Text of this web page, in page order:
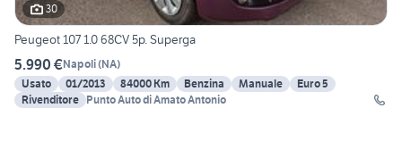
30
Peugeot 107 1.0 68CV 5p. Superga
5.990 €Napoli(NA)
Usato
01/2013 84000 Km Benzina Manuale
Euro 5
Rivenditore Punto Auto di Amato Antonio